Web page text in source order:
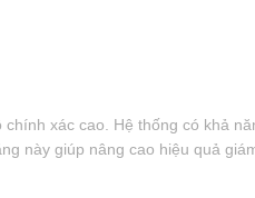
xác cao. Hệ thống có khả
này giúp nâng cao hiệu quả